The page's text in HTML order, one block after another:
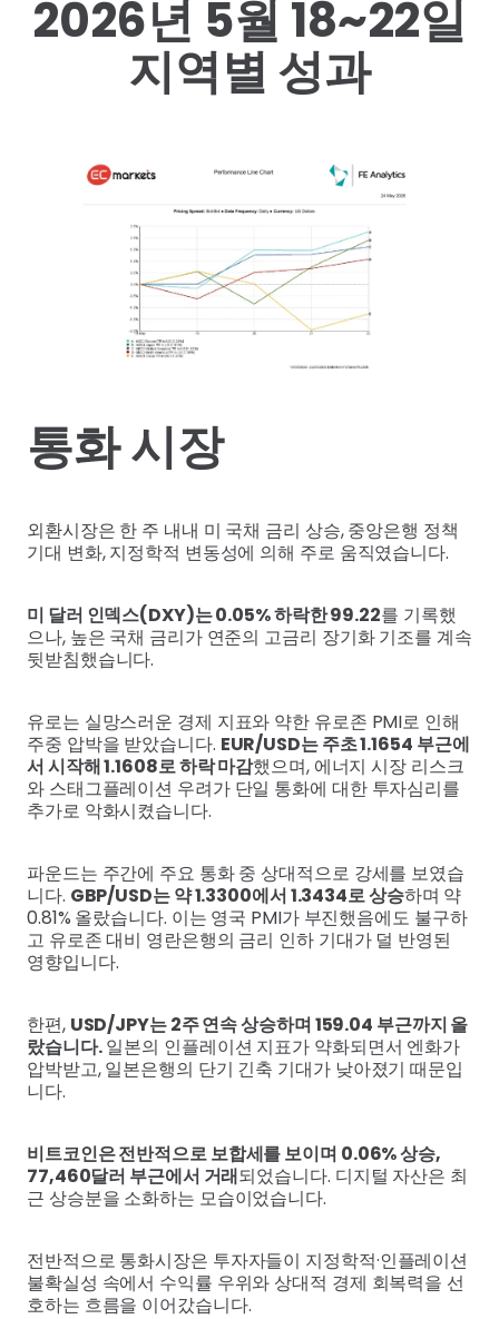
2026년 5월 18~22일
지역별 성과
통화 시장
외환시장은 한 주 내내 미 국채 금리 상승, 중앙은행 정책
기대 변화, 지정학적 변동성에 의해 주로 움직였습니다.
미 달러 인덱스(DXY)는 0.05% 하락한 99.22를 기록했
으나, 높은 국채 금리가 연준의 고금리 장기화 기조를 계속
뒷받침했습니다.
유로는 실망스러운 경제 지표와 약한 유로존 PMI로 인해
주중 압박을 받았습니다. EUR/USD는 주초 1.1654 부근에
서 시작해 1.1608로 하락 마감했으며, 에너지 시장 리스크
와 스태그플레이션 우려가 단일 통화에 대한 투자심리를
추가로 악화시켰습니다.
파운드는 주간에 주요 통화 중 상대적으로 강세를 보였습
니다. GBP/USD는 약 1.3300에서 1.3434로 상승하며 약
0.81% 올랐습니다. 이는 영국 PMI가 부진했음에도 불구하
고 유로존 대비 영란은행의 금리 인하 기대가 덜 반영된
영향입니다.
한편, USD/JPY는 2주 연속 상승하며 159.04 부근까지 올
랐습니다.일본의 인플레이션 지표가 약화되면서 엔화가
압박받고, 일본은행의 단기 긴축 기대가 낮아졌기 때문입
니다.
비트코인은 전반적으로 보합세를 보이며 0.06% 상승,
77,460달러 부근에서 거래되었습니다. 디지털 자산은 최
근 상승분을 소화하는 모습이었습니다.
전반적으로 통화시장은 투자자들이 지정학적·인플레이션
불확실성 속에서 수익률 우위와 상대적 경제 회복력을 선
호하는 흐름을 이어갔습니다.